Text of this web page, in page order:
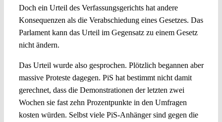
Doch ein Urteil des Verfassungsgerichts hat andere
Konsequenzen als die Verabschiedung eines Gesetzes. Das
Parlament kann das Urteil im Gegensatz zu einem Gesetz
nicht ändern.
Das Urteil wurde also gesprochen. Plötzlich begannen aber
massive Proteste dagegen. PiS hat bestimmt nicht damit
gerechnet, dass die Demonstrationen der letzten zwei
Wochen sie fast zehn Prozentpunkte in den Umfragen
kosten würden. Selbst viele PiS-Anhänger sind gegen die